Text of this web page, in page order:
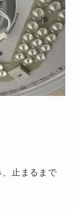
止まるまで